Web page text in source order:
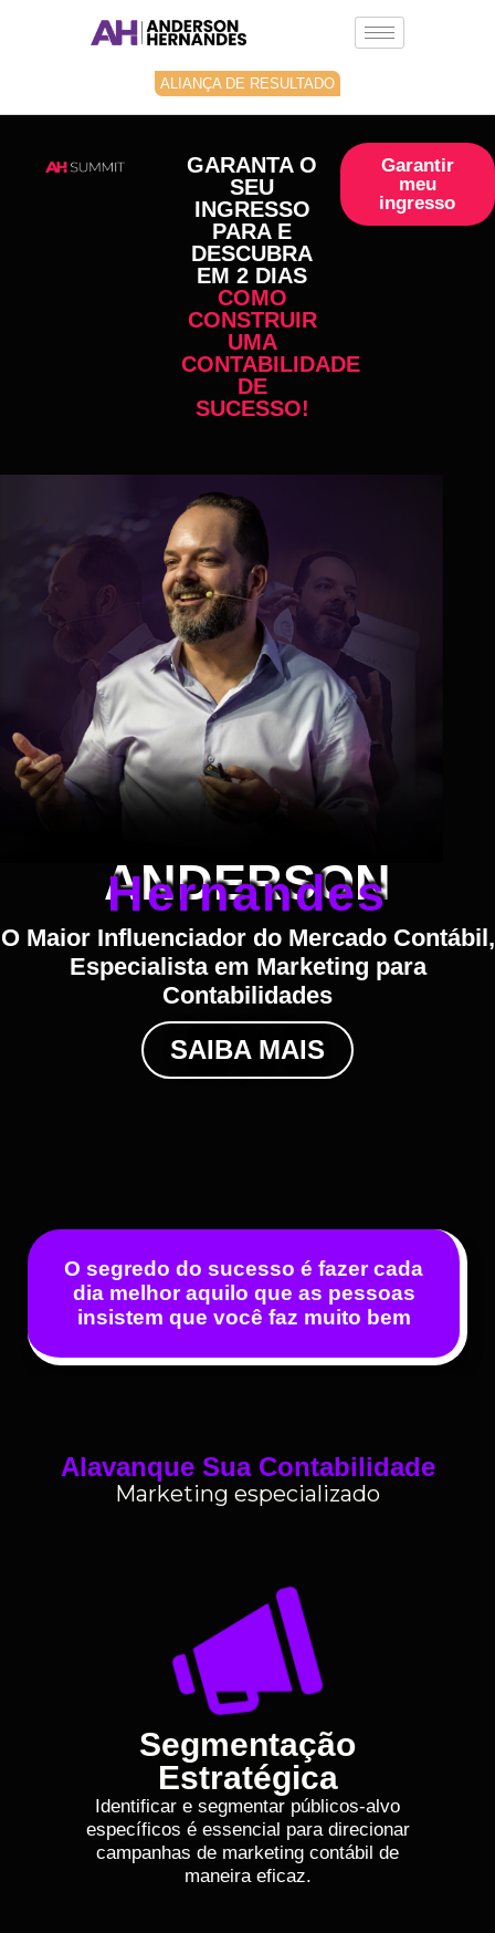
ALIANÇA DE RESULTADO
GARANTA O
SEU
INGRESSO
PARA E
DESCUBRA
EM 2 DIAS
COMO
CONSTRUIR
UMA
CONTABILIDADE
DE
SUCESSO!
Garantir
meu
ingresso
ANDERSON
Hernandes
O Maior Influenciador do Mercado Contábil,
Especialista em Marketing para
Contabilidades
SAIBA MAIS
O segredo do sucesso é fazer cada
dia melhor aquilo que as pessoas
insistem que você faz muito bem
Alavanque Sua Contabilidade
Marketing especializado
Segmentação
Estratégica
Identificar e segmentar públicos-alvo
específicos é essencial para direcionar
campanhas de marketing contábil de
maneira eficaz.